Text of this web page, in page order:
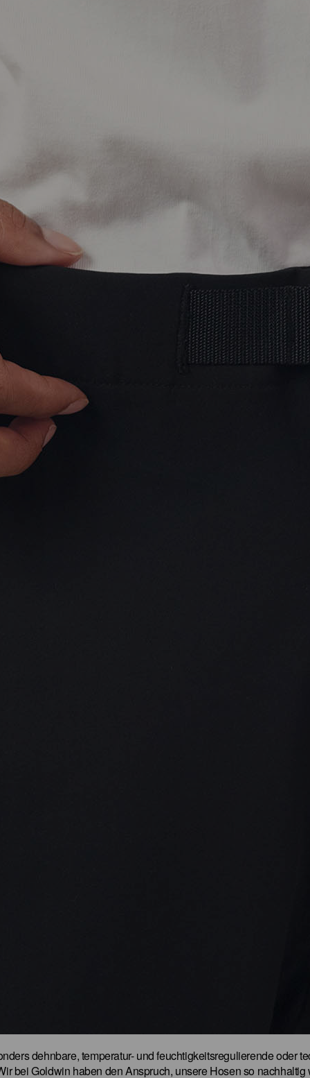
dehnbare, temperatur- und feuchtigkeitsregulierende oder
bei Goldwin haben den Anspruch, unsere Hosen so